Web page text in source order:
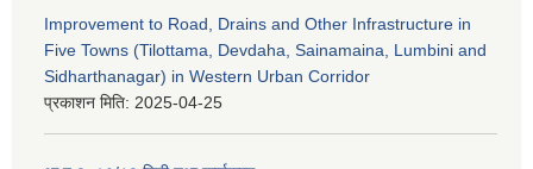
Improvement to Road, Drains and Other Infrastructure in
Five Towns (Tilottama, Devdaha, Sainamaina, Lumbini and
Sidharthanagar) in Western Urban Corridor
प्रकाशन मिति: 2025-04-25